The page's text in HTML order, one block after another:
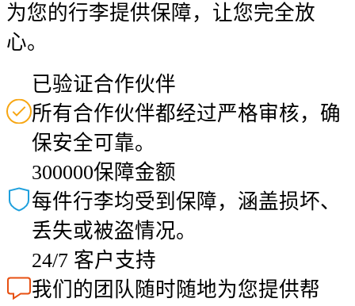
为您的行李提供保障，让您完全放
心。
已验证合作伙伴
所有合作伙伴都经过严格审核，确
保安全可靠。
300000保障金额
每件行李均受到保障，涵盖损坏、
丢失或被盗情况。
24/7 客户支持
我们的团队随时随地为您提供帮